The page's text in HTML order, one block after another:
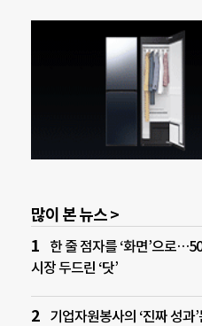
많이 본 뉴스 >
한 줄 점자를 ‘화면’으로
시장 두드린 ‘닷’
기업자원봉사의 ‘진짜 성과